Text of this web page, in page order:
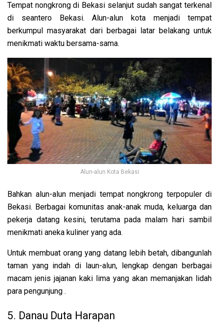
Tempat nongkrong di Bekasi selanjut sudah sangat terkenal
di seantero Bekasi. Alun-alun kota menjadi tempat
berkumpul masyarakat dari berbagai latar belakang untuk
menikmati waktu bersama-sama.
Alun-alun Kota Bekasi
Bahkan alun-alun menjadi tempat nongkrong terpopuler di
Bekasi. Berbagai komunitas anak-anak muda, keluarga dan
pekerja datang kesini, terutama pada malam hari sambil
menikmati aneka kuliner yang ada.
Untuk membuat orang yang datang lebih betah, dibangunlah
taman yang indah di laun-alun, lengkap dengan berbagai
macam jenis jajanan kaki lima yang akan memanjakan lidah
para pengunjung .
5. Danau Duta Harapan